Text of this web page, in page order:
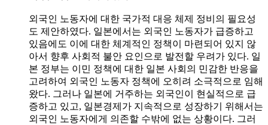
외국인 노동자에 대한 국가적 대응 체제 정비의 필요성
도 제안하였다. 일본에서는 외국인 노동자가 급증하고
있음에도 이에 대한 체계적인 정책이 마련되어 있지 않
아서 향후 사회적 불안 요인으로 발전할 우려가 있다. 일
본 정부는 이민 정책에 대한 일본 사회의 민감한 반응을
고려하여 외국인 노동자 정책에 오히려 소극적으로 임해
왔다. 그러나 일본에 거주하는 외국인이 현실적으로 급
증하고 있고, 일본경제가 지속적으로 성장하기 위해서는
외국인 노동자에게 의존할 수밖에 없는 상황이다. 그러